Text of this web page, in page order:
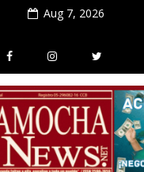
Aug 7, 2026